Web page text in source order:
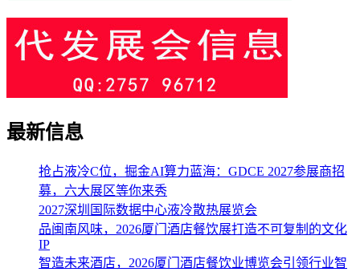
最新信息
抢占液冷C位，掘金AI算力蓝海：GDCE 2027参展商招
募，六大展区等你来秀
2027深圳国际数据中心液冷散热展览会
品闽南风味，2026厦门酒店餐饮展打造不可复制的文化
IP
智造未来酒店，2026厦门酒店餐饮业博览会引领行业智